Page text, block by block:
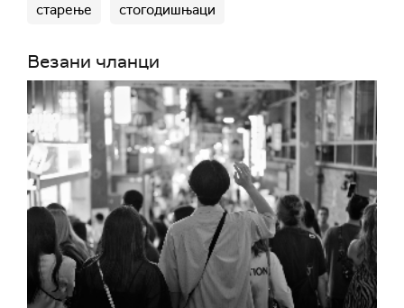
старење стогодишњаци
Везани чланци